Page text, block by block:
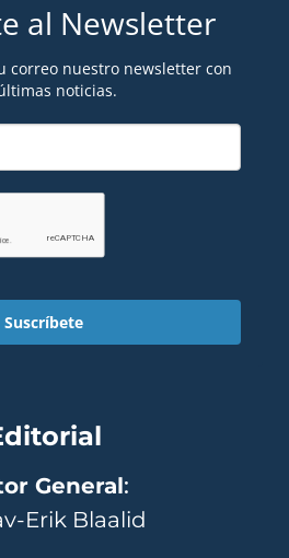
al Newsletter
correo nuestro newsletter con
noticias.
Suscríbete
General:
Erik Blaalid